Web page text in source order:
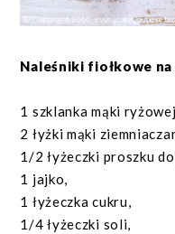
Naleśniki fiołkowe
1 szklanka mąki
2 łyżki mąki
1/2 łyżeczki proszku
1 jajko,
1 łyżeczka cukru,
1/4 łyżeczki soli,